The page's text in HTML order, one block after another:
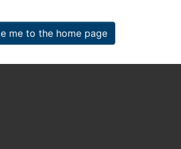
me to the home page